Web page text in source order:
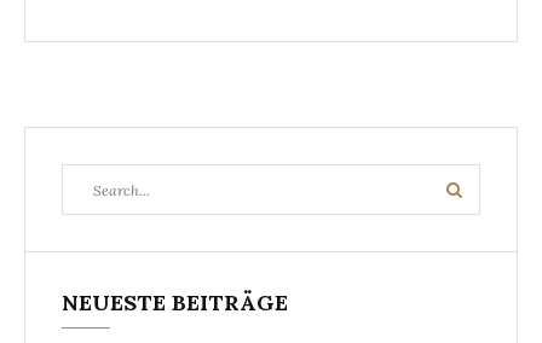
for:
Search
NEUESTE BEITRÄGE